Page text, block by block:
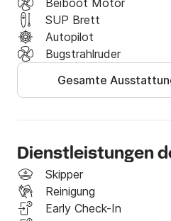
in Bar.
Beiboot Motor
SUP Brett
Autopilot
Bugstrahlruder
Gesamte
Dienstleistungen
Skipper
Reinigung
Early Check-In